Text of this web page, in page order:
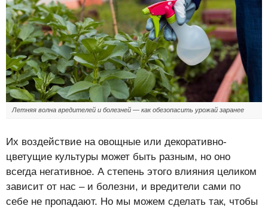
Летняя волна вредителей и болезней — как обезопасить урожай заранее
Их воздействие на овощные или декоративно-
цветущие культуры может быть разным, но оно
всегда негативное. А степень этого влияния целиком
зависит от нас – и болезни, и вредители сами по
себе не пропадают. Но мы можем сделать так, чтобы